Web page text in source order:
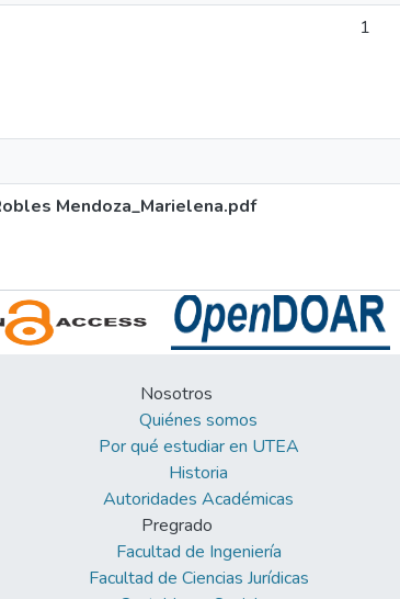
1
Mendoza_Marielena.pdf
Nosotros
Quiénes somos
Por qué estudiar en UTEA
Historia
Autoridades Académicas
Pregrado
Facultad de Ingeniería
Facultad de Ciencias Jurídicas